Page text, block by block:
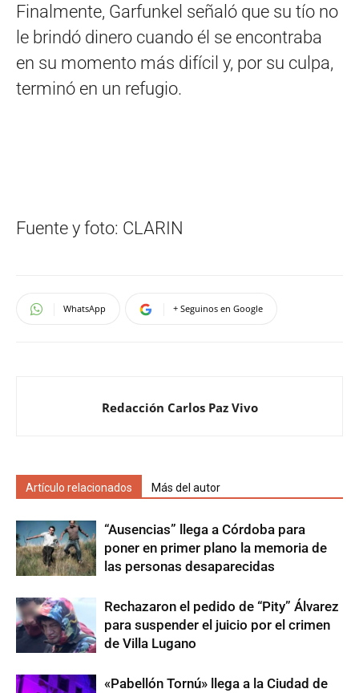
Finalmente, Garfunkel señaló que su tío no
le brindó dinero cuando él se encontraba
en su momento más difícil y, por su culpa,
terminó en un refugio.
Fuente y foto: CLARIN
WhatsApp + Seguinos en Google
Redacción Carlos Paz Vivo
Artículo relacionados Más del autor
“Ausencias” llega a Córdoba para
poner en primer plano la memoria de
las personas desaparecidas
Rechazaron el pedido de “Pity” Álvarez
para suspender el juicio por el crimen
de Villa Lugano
«Pabellón Tornú» llega a la Ciudad de